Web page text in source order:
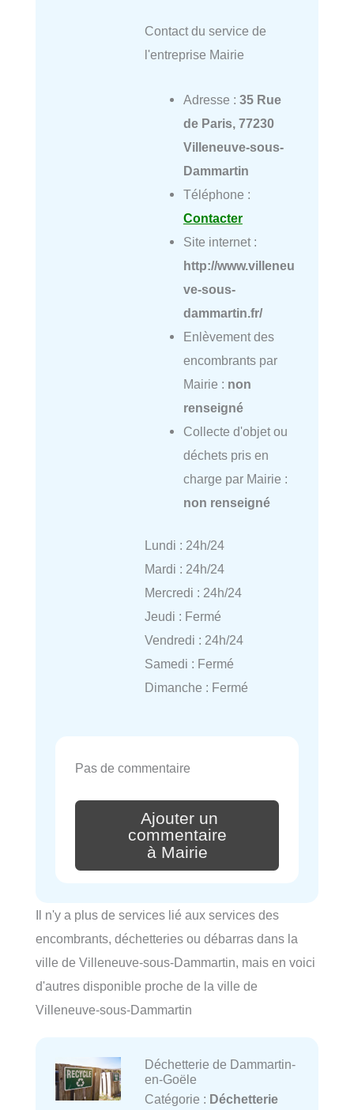
Contact du service de
l'entreprise Mairie
Adresse : 35 Rue
de Paris, 77230
Villeneuve-sous-
Dammartin
Téléphone :
Contacter
Site internet :
http://www.villeneu
ve-sous-
dammartin.fr/
Enlèvement des
encombrants par
Mairie : non
renseigné
Collecte d'objet ou
déchets pris en
charge par Mairie :
non renseigné
Lundi : 24h/24
Mardi : 24h/24
Mercredi : 24h/24
Jeudi : Fermé
Vendredi : 24h/24
Samedi : Fermé
Dimanche : Fermé
Pas de commentaire
Ajouter un
commentaire
à Mairie
Il n'y a plus de services lié aux services des
encombrants, déchetteries ou débarras dans la
ville de Villeneuve-sous-Dammartin, mais en voici
d'autres disponible proche de la ville de
Villeneuve-sous-Dammartin
Déchetterie de Dammartin-
en-Goële
Catégorie : Déchetterie